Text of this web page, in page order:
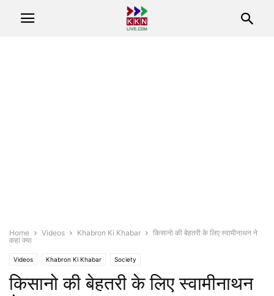
Home Videos Khabron Ki Khabar
किसानो की बेहतरी के लिए स्वामीनाथन ने
कहा क्या
Videos Khabron Ki Khabar Society
किसानो की बेहतरी के लिए स्वामीनाथन